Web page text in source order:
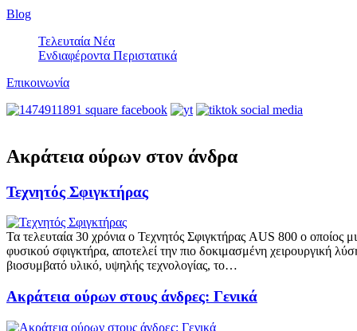
Blog
Τελευταία Νέα
Ενδιαφέροντα Περιστατικά
Επικοινωνία
Ακράτεια ούρων στον άνδρα
Τεχνητός Σφιγκτήρας
Τα τελευταία 30 χρόνια ο Τεχνητός Σφιγκτήρας AUS 800 ο οποίος
φυσικού σφιγκτήρα, αποτελεί την πιο δοκιμασμένη χειρουργική
βιοσυμβατό υλικό, υψηλής τεχνολογίας, το…
Ακράτεια ούρων στους άνδρες: Γενικά